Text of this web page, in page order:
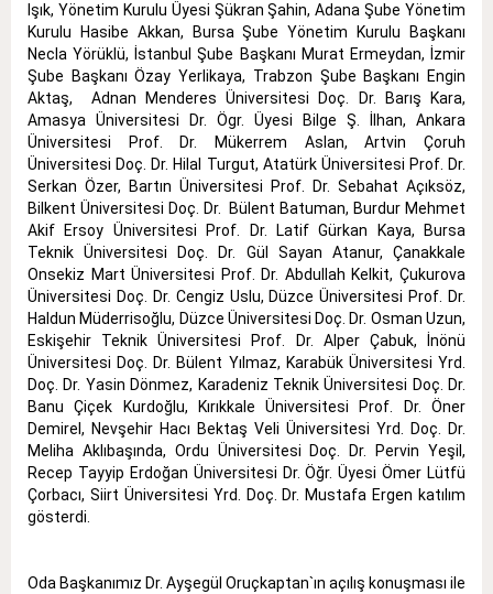
Işık, Yönetim Kurulu Üyesi Şükran Şahin, Adana Şube Yönetim
Kurulu Hasibe Akkan, Bursa Şube Yönetim Kurulu Başkanı
Necla Yörüklü, İstanbul Şube Başkanı Murat Ermeydan, İzmir
Şube Başkanı Özay Yerlikaya, Trabzon Şube Başkanı Engin
Aktaş, Adnan Menderes Üniversitesi Doç. Dr. Barış Kara,
Amasya Üniversitesi Dr. Ögr. Üyesi Bilge Ş. İlhan, Ankara
Üniversitesi Prof. Dr. Mükerrem Aslan, Artvin Çoruh
Üniversitesi Doç. Dr. Hilal Turgut, Atatürk Üniversitesi Prof. Dr.
Serkan Özer, Bartın Üniversitesi Prof. Dr. Sebahat Açıksöz,
Bilkent Üniversitesi Doç. Dr. Bülent Batuman, Burdur Mehmet
Akif Ersoy Üniversitesi Prof. Dr. Latif Gürkan Kaya, Bursa
Teknik Üniversitesi Doç. Dr. Gül Sayan Atanur, Çanakkale
Onsekiz Mart Üniversitesi Prof. Dr. Abdullah Kelkit, Çukurova
Üniversitesi Doç. Dr. Cengiz Uslu, Düzce Üniversitesi Prof. Dr.
Haldun Müderrisoğlu, Düzce Üniversitesi Doç. Dr. Osman Uzun,
Eskişehir Teknik Üniversitesi Prof. Dr. Alper Çabuk, İnönü
Üniversitesi Doç. Dr. Bülent Yılmaz, Karabük Üniversitesi Yrd.
Doç. Dr. Yasin Dönmez, Karadeniz Teknik Üniversitesi Doç. Dr.
Banu Çiçek Kurdoğlu, Kırıkkale Üniversitesi Prof. Dr. Öner
Demirel, Nevşehir Hacı Bektaş Veli Üniversitesi Yrd. Doç. Dr.
Meliha Aklıbaşında, Ordu Üniversitesi Doç. Dr. Pervin Yeşil,
Recep Tayyip Erdoğan Üniversitesi Dr. Öğr. Üyesi Ömer Lütfü
Çorbacı, Siirt Üniversitesi Yrd. Doç. Dr. Mustafa Ergen katılım
gösterdi.
Oda Başkanımız Dr. Ayşegül Oruçkaptan`ın açılış konuşması ile